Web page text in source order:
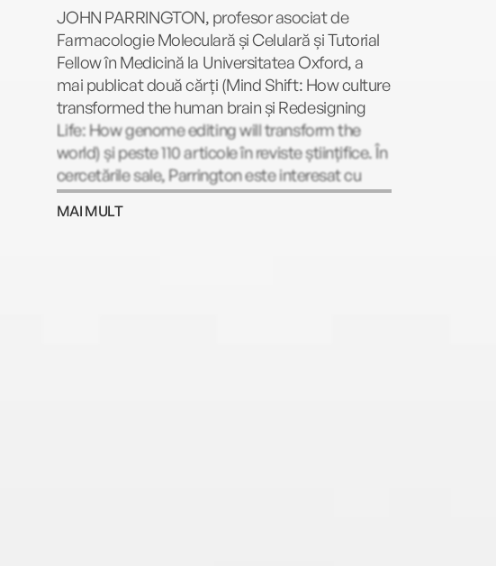
JOHN PARRINGTON, profesor asociat de
Farmacologie Moleculară și Celulară și Tutorial
Fellow în Medicină la Universitatea Oxford, a
mai publicat două cărți (Mind Shift: How culture
transformed the human brain și Redesigning
Life: How genome editing will transform the
world) și peste 110 articole în reviste științifice. În
cercetările sale, Parrington este interesat cu
precădere de modul în care semnalele chimice
controlează procese importante ale corpului
MAI MULT